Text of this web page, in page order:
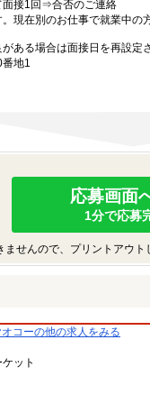
面接1回⇒合否のご連絡
現在別のお仕事で就業中の
ある場合は面接日を再設定
地1
応募画面
1分で応募
せんので、プリントアウト
コーの他の求人をみる
ット